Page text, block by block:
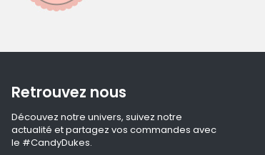
Retrouvez nous
Découvez notre univers, suivez notre
actualité et partagez vos commandes avec
le #CandyDukes.